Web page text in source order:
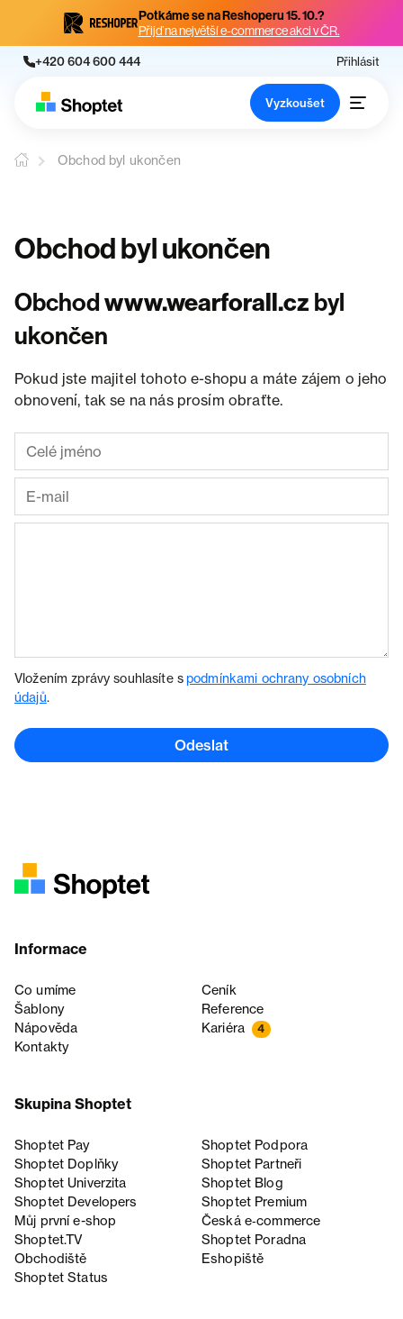
Potkáme se na Reshoperu 15. 10.?
Přijď na největší e-commerce akci v ČR.
+420 604 600 444 Přihlásit
Vyzkoušet
Obchod byl ukončen
Obchod byl ukončen
Obchodwww.wearforall.cz byl
ukončen
Pokud jste majitel tohoto e-shopu a máte zájem o jeho
obnovení, tak se na nás prosím obraťte.
Vložením zprávy souhlasíte spodmínkami ochrany osobních
údajů.
Odeslat
Informace
Co umíme
Ceník
Šablony
Reference
Nápověda
Kariéra 4
Kontakty
Skupina Shoptet
Shoptet Pay
Shoptet Podpora
Shoptet Doplňky
Shoptet Partneři
Shoptet Univerzita
Shoptet Blog
Shoptet Developers
Shoptet Premium
Můj první e-shop
Česká e‑commerce
Shoptet.TV
Shoptet Poradna
Obchodiště
Eshopiště
Shoptet Status